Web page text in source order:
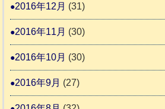
2016年12月 (31)
2016年11月 (30)
2016年10月 (30)
2016年9月 (27)